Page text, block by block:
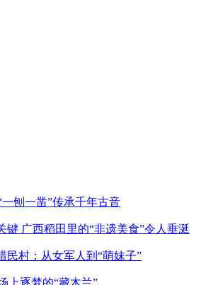
刨一凿”传承千年古音
键 广西稻田里的“非遗美食”令人垂涎
民村：从女军人到“萌妹子”